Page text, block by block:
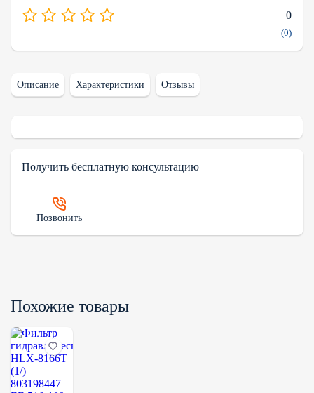
0
(0)
Описание Характеристики Отзывы
Получить бесплатную консультацию
Позвонить
Похожие товары